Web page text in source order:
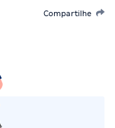
Compartilhe